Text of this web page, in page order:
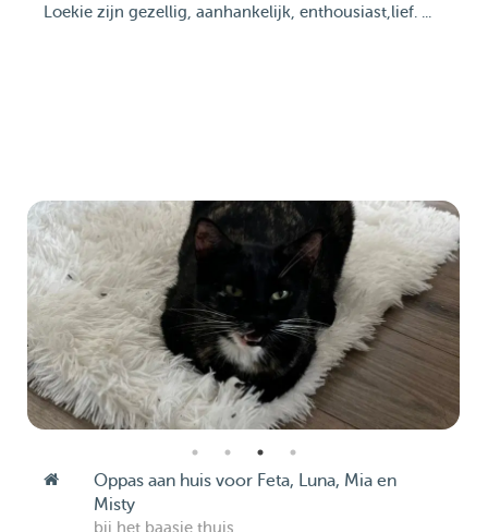
Loekie zijn gezellig, aanhankelijk, enthousiast,lief. ...
Oppas aan huis voor Feta, Luna, Mia en
Misty
bij het baasje thuis